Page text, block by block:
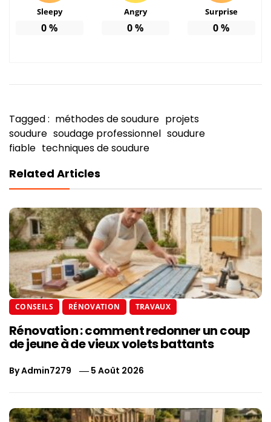
Sleepy
0%
Angry
0%
Surprise
0%
Tagged : méthodes de soudure projets
soudure soudage professionnel soudure
fiable techniques de soudure
Related Articles
CONSEILS RÉNOVATION TRAVAUX
Rénovation : comment redonner un coup
de jeune à de vieux volets battants
ByAdmin7279 5 Août 2026